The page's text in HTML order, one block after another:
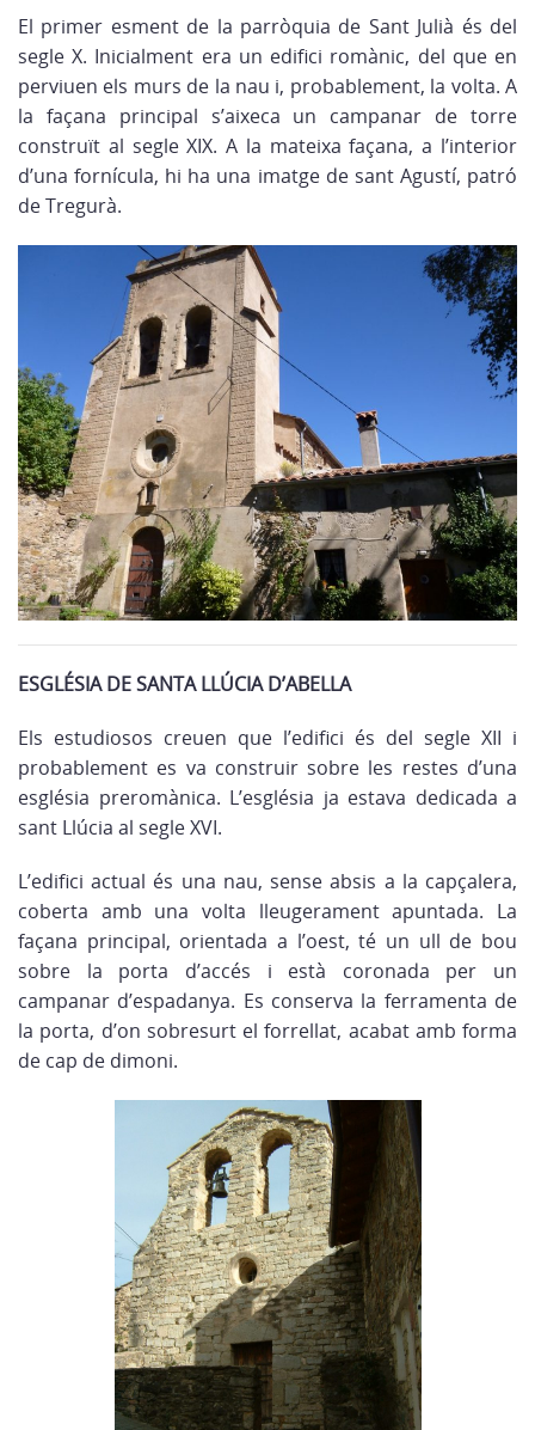
El primer esment de la parròquia de Sant Julià és del
segle X. Inicialment era un edifici romànic, del que en
perviuen els murs de la nau i, probablement, la volta. A
la façana principal s’aixeca un campanar de torre
construït al segle XIX. A la mateixa façana, a l’interior
d’una fornícula, hi ha una imatge de sant Agustí, patró
de Tregurà.
ESGLÉSIA DE SANTA LLÚCIA D’ABELLA
Els estudiosos creuen que l’edifici és del segle XII i
probablement es va construir sobre les restes d’una
església preromànica. L’església ja estava dedicada a
sant Llúcia al segle XVI.
L’edifici actual és una nau, sense absis a la capçalera,
coberta amb una volta lleugerament apuntada. La
façana principal, orientada a l’oest, té un ull de bou
sobre la porta d’accés i està coronada per un
campanar d’espadanya. Es conserva la ferramenta de
la porta, d’on sobresurt el forrellat, acabat amb forma
de cap de dimoni.